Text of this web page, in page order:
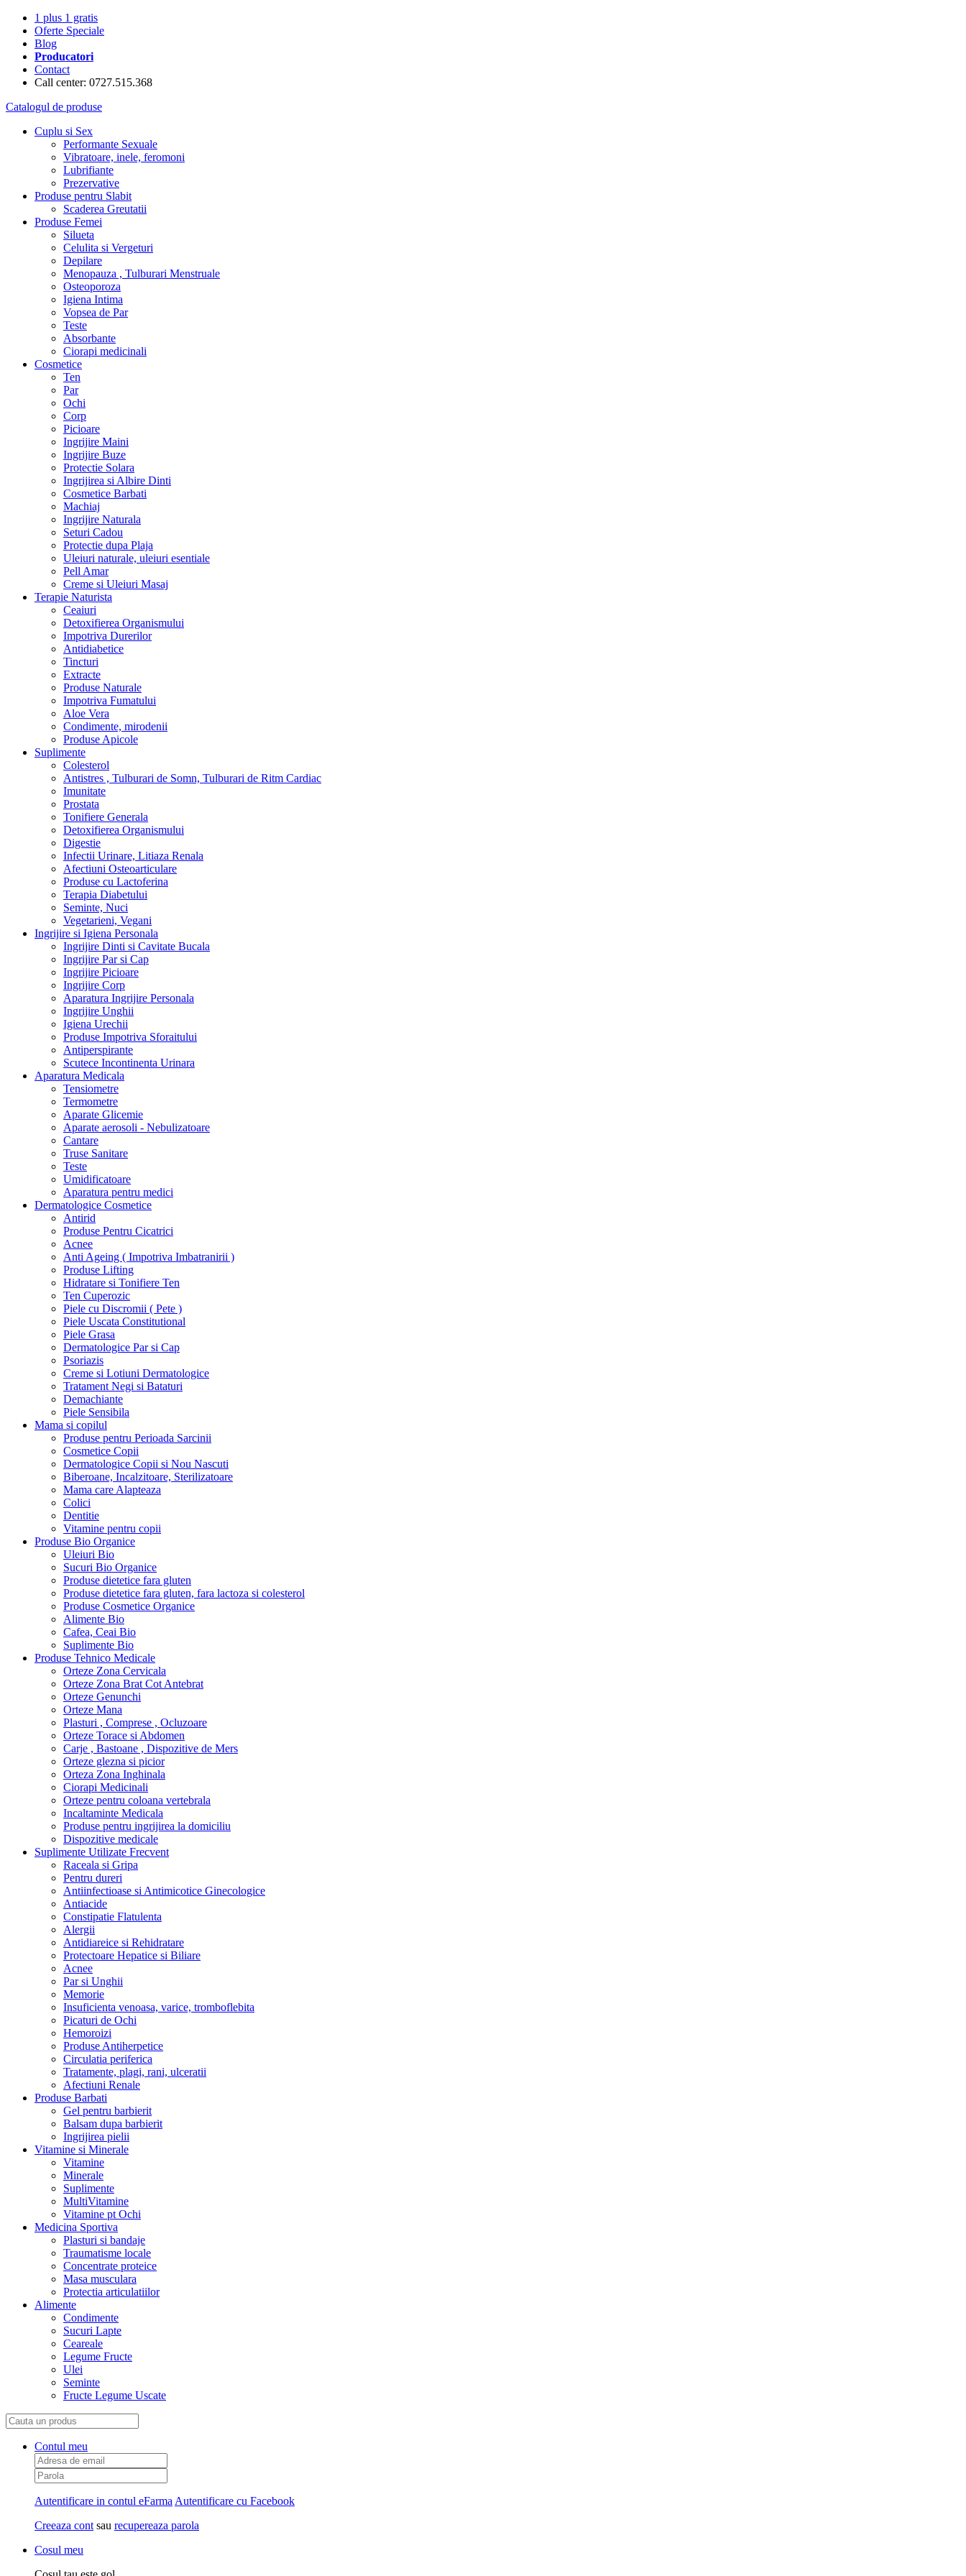
1 plus 1 gratis
Oferte Speciale
Blog
Producatori
Contact
Call center: 0727.515.368
Catalogul de produse
Cuplu si Sex
Performante Sexuale
Vibratoare, inele, feromoni
Lubrifiante
Prezervative
Produse pentru Slabit
Scaderea Greutatii
Produse Femei
Silueta
Celulita si Vergeturi
Depilare
Menopauza , Tulburari Menstruale
Osteoporoza
Igiena Intima
Vopsea de Par
Teste
Absorbante
Ciorapi medicinali
Cosmetice
Ten
Par
Ochi
Corp
Picioare
Ingrijire Maini
Ingrijire Buze
Protectie Solara
Ingrijirea si Albire Dinti
Cosmetice Barbati
Machiaj
Ingrijire Naturala
Seturi Cadou
Protectie dupa Plaja
Uleiuri naturale, uleiuri esentiale
Pell Amar
Creme si Uleiuri Masaj
Terapie Naturista
Ceaiuri
Detoxifierea Organismului
Impotriva Durerilor
Antidiabetice
Tincturi
Extracte
Produse Naturale
Impotriva Fumatului
Aloe Vera
Condimente, mirodenii
Produse Apicole
Suplimente
Colesterol
Antistres , Tulburari de Somn, Tulburari de Ritm Cardiac
Imunitate
Prostata
Tonifiere Generala
Detoxifierea Organismului
Digestie
Infectii Urinare, Litiaza Renala
Afectiuni Osteoarticulare
Produse cu Lactoferina
Terapia Diabetului
Seminte, Nuci
Vegetarieni, Vegani
Ingrijire si Igiena Personala
Ingrijire Dinti si Cavitate Bucala
Ingrijire Par si Cap
Ingrijire Picioare
Ingrijire Corp
Aparatura Ingrijire Personala
Ingrijire Unghii
Igiena Urechii
Produse Impotriva Sforaitului
Antiperspirante
Scutece Incontinenta Urinara
Aparatura Medicala
Tensiometre
Termometre
Aparate Glicemie
Aparate aerosoli - Nebulizatoare
Cantare
Truse Sanitare
Teste
Umidificatoare
Aparatura pentru medici
Dermatologice Cosmetice
Antirid
Produse Pentru Cicatrici
Acnee
Anti Ageing ( Impotriva Imbatranirii )
Produse Lifting
Hidratare si Tonifiere Ten
Ten Cuperozic
Piele cu Discromii ( Pete )
Piele Uscata Constitutional
Piele Grasa
Dermatologice Par si Cap
Psoriazis
Creme si Lotiuni Dermatologice
Tratament Negi si Bataturi
Demachiante
Piele Sensibila
Mama si copilul
Produse pentru Perioada Sarcinii
Cosmetice Copii
Dermatologice Copii si Nou Nascuti
Biberoane, Incalzitoare, Sterilizatoare
Mama care Alapteaza
Colici
Dentitie
Vitamine pentru copii
Produse Bio Organice
Uleiuri Bio
Sucuri Bio Organice
Produse dietetice fara gluten
Produse dietetice fara gluten, fara lactoza si colesterol
Produse Cosmetice Organice
Alimente Bio
Cafea, Ceai Bio
Suplimente Bio
Produse Tehnico Medicale
Orteze Zona Cervicala
Orteze Zona Brat Cot Antebrat
Orteze Genunchi
Orteze Mana
Plasturi , Comprese , Ocluzoare
Orteze Torace si Abdomen
Carje , Bastoane , Dispozitive de Mers
Orteze glezna si picior
Orteza Zona Inghinala
Ciorapi Medicinali
Orteze pentru coloana vertebrala
Incaltaminte Medicala
Produse pentru ingrijirea la domiciliu
Dispozitive medicale
Suplimente Utilizate Frecvent
Raceala si Gripa
Pentru dureri
Antiinfectioase si Antimicotice Ginecologice
Antiacide
Constipatie Flatulenta
Alergii
Antidiareice si Rehidratare
Protectoare Hepatice si Biliare
Acnee
Par si Unghii
Memorie
Insuficienta venoasa, varice, tromboflebita
Picaturi de Ochi
Hemoroizi
Produse Antiherpetice
Circulatia periferica
Tratamente, plagi, rani, ulceratii
Afectiuni Renale
Produse Barbati
Gel pentru barbierit
Balsam dupa barbierit
Ingrijirea pielii
Vitamine si Minerale
Vitamine
Minerale
Suplimente
MultiVitamine
Vitamine pt Ochi
Medicina Sportiva
Plasturi si bandaje
Traumatisme locale
Concentrate proteice
Masa musculara
Protectia articulatiilor
Alimente
Condimente
Sucuri Lapte
Ceareale
Legume Fructe
Ulei
Seminte
Fructe Legume Uscate
Contul meu
Autentificare in contul eFarma Autentificare cu Facebook
Creeaza cont sau recupereaza parola
Cosul meu